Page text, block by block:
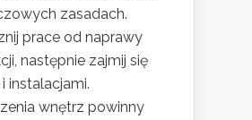
zasadach.
prace od naprawy
następnie zajmij się
instalacjami.
wnętrz powinny